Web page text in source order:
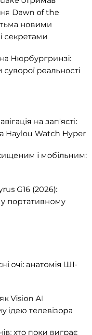
Dawn of the
новими
секретами
Нюрбургринзі:
реальності
на зап'ясті:
Haylou Watch Hyper
і мобільним:
G16 (2026):
портативному
очі: анатомія ШІ-
Vision AI
ідею телевізора
хто поки виграє